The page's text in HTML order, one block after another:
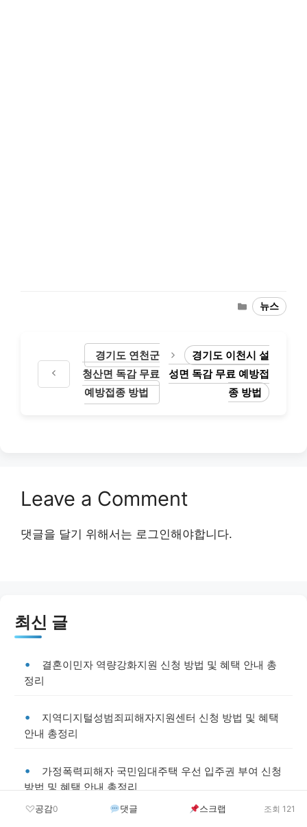
Categories
뉴스
경기도 연천군
청산면 독감 무료
예방접종 방법
경기도 이천시 설
성면 독감 무료 예방접
종 방법
Leave a Comment
댓글을 달기 위해서는 로그인해야합니다.
최신 글
결혼이민자 역량강화지원 신청 방법 및 혜택 안내 총
정리
지역디지털성범죄피해자지원센터 신청 방법 및 혜택
안내 총정리
가정폭력피해자 국민임대주택 우선 입주권 부여 신청
방법 및 혜택 안내 총정리
공감0 댓글 스크랩 조회 121